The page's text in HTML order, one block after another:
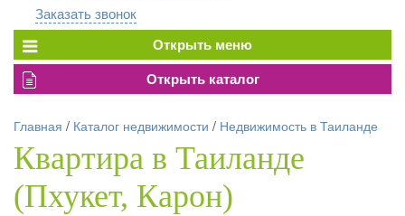
Заказать звонок
Главная / Каталог недвижимости / Недвижимость в Таиланде
Квартира в Таиланде
(Пхукет, Карон)